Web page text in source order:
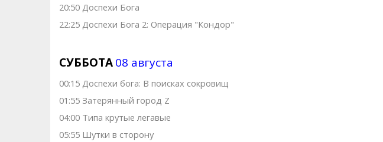
20:50 Доспехи Бога
22:25 Доспехи Бога 2: Операция "Кондор"
СУББОТА08 августа
00:15 Доспехи бога: В поисках сокровищ
01:55 Затерянный город Z
04:00 Типа крутые легавые
05:55 Шутки в сторону